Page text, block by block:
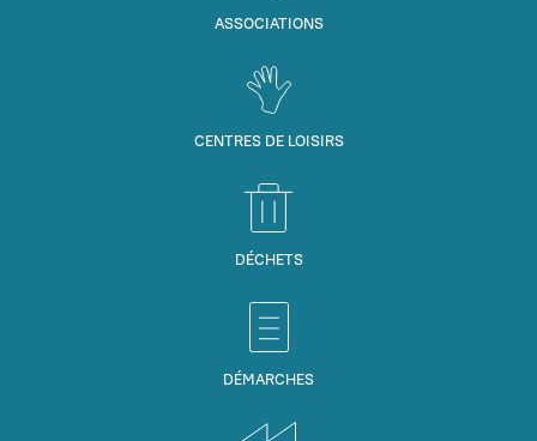
ASSOCIATIONS
CENTRES DE LOISIRS
DÉCHETS
DÉMARCHES